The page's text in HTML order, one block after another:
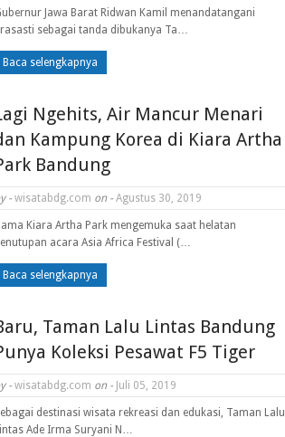
Jawa Barat Ridwan Kamil menandatangani
sebagai tanda dibukanya Ta…
Baca selengkapnya
Ngehits, Air Mancur Menari
Kampung Korea di Kiara Artha
Bandung
- wisatabdg.com on - Agustus 30, 2019
Kiara Artha Park mengemuka saat helatan
acara Asia Africa Festival (…
Baca selengkapnya
Taman Lalu Lintas Bandung
Koleksi Pesawat F5 Tiger
- wisatabdg.com on - Juli 05, 2019
destinasi wisata rekreasi dan edukasi, Taman Lalu
Ade Irma Suryani N…